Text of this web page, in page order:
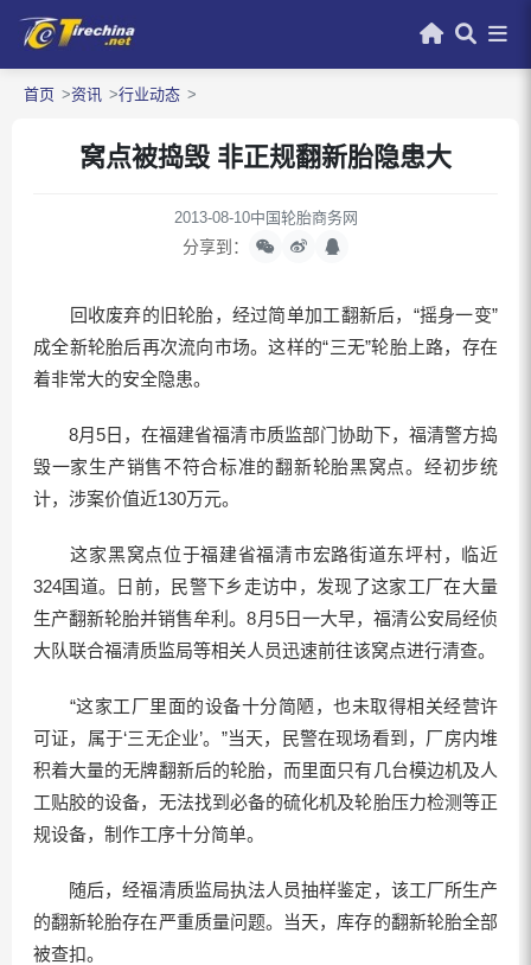
首页 资讯 行业动态
窝点被捣毁 非正规翻新胎隐患大
2013-08-10中国轮胎商务网
分享到：
回收废弃的旧轮胎，经过简单加工翻新后，“摇身一变”
成全新轮胎后再次流向市场。这样的“三无”轮胎上路，存在
着非常大的安全隐患。
8月5日，在福建省福清市质监部门协助下，福清警方捣
毁一家生产销售不符合标准的翻新轮胎黑窝点。经初步统
计，涉案价值近130万元。
这家黑窝点位于福建省福清市宏路街道东坪村，临近
324国道。日前，民警下乡走访中，发现了这家工厂在大量
生产翻新轮胎并销售牟利。8月5日一大早，福清公安局经侦
大队联合福清质监局等相关人员迅速前往该窝点进行清查。
“这家工厂里面的设备十分简陋，也未取得相关经营许
可证，属于‘三无企业’。”当天，民警在现场看到，厂房内堆
积着大量的无牌翻新后的轮胎，而里面只有几台模边机及人
工贴胶的设备，无法找到必备的硫化机及轮胎压力检测等正
规设备，制作工序十分简单。
随后，经福清质监局执法人员抽样鉴定，该工厂所生产
的翻新轮胎存在严重质量问题。当天，库存的翻新轮胎全部
被查扣。